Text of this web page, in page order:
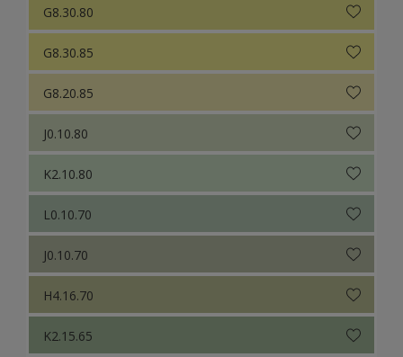
G8.30.80
G8.30.85
G8.20.85
J0.10.80
K2.10.80
L0.10.70
J0.10.70
H4.16.70
K2.15.65